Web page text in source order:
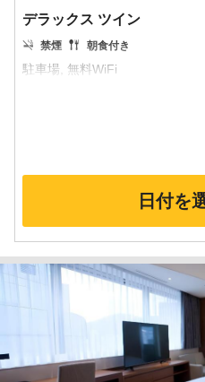
デラックス ツイン
禁煙 朝食付き
日付を